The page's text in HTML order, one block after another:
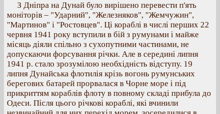
З Дніпра на Дунай було вирішено перевести п'ять
моніторів – "Ударний", "Железняков", "Жемчужин",
"Мартинов" і "Ростовцев". Ці кораблі в числі перших 22
червня 1941 року вступили в бій з румунами і майже
місяць діяли спільно з сухопутними частинами, не
допускаючи форсування річки. Але в середині липня
1941 р. стало зрозумілою необхідність відступу. 19
липня Дунайська флотилія крізь вогонь румунських
берегових батарей прорвалася в Чорне море і під
прикриттям кораблів флоту в повному складі прибула до
Одеси. Після цього річкові кораблі, які вчинили